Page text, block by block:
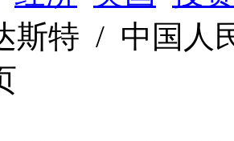
斯特 / 中国人